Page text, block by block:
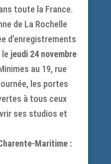
toute la France.
de La Rochelle
d’enregistrements
le jeudi 24 novembre
au 19, rue
les portes
à tous ceux
ses studios et
Maritime :